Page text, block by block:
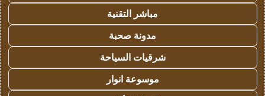
مباشر التقنية
مدونة صحبة
شرقيات السياحة
موسوعة انوار